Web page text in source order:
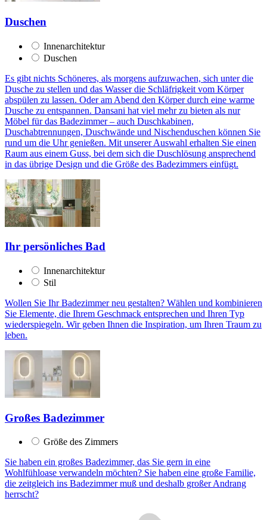
Duschen
Innenarchitektur
Duschen
Es gibt nichts Schöneres, als morgens aufzuwachen, sich unter die
Dusche zu stellen und das Wasser die Schläfrigkeit vom Körper
abspülen zu lassen. Oder am Abend den Körper durch eine warme
Dusche zu entspannen. Dansani hat viel mehr zu bieten als nur
Möbel für das Badezimmer – auch Duschkabinen,
Duschabtrennungen, Duschwände und Nischenduschen können Sie
rund um die Uhr genießen. Mit unserer Auswahl erhalten Sie einen
Raum aus einem Guss, bei dem sich die Duschlösung ansprechend
in das übrige Design und die Größe des Badezimmers einfügt.
Ihr persönliches Bad
Innenarchitektur
Stil
Wollen Sie Ihr Badezimmer neu gestalten? Wählen und kombinieren
Sie Elemente, die Ihrem Geschmack entsprechen und Ihren Typ
wiederspiegeln. Wir geben Ihnen die Inspiration, um Ihren Traum zu
leben.
Großes Badezimmer
Größe des Zimmers
Sie haben ein großes Badezimmer, das Sie gern in eine
Wohlfühloase verwandeln möchten? Sie haben eine große Familie,
die zeitgleich ins Badezimmer muß und deshalb großer Andrang
herrscht?